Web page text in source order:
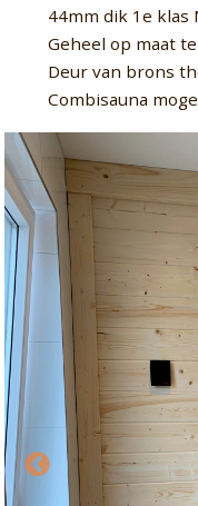
44mm dik 1e klas
Geheel op maat
Deur van brons
Combisauna